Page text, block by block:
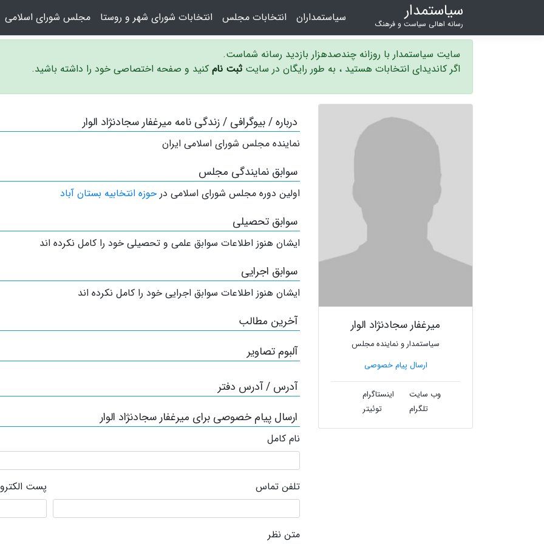
سیاستمدار
رسانه اهالی سیاست و فرهنگ سیاستمداران انتخابات مجلس انتخابات شورای شهر و روستا مجلس شورای اسلامی
سایت سیاستمدار با روزانه چندصدهزار بازدید رسانه شماست.
اگر کاندیدای انتخابات هستید ، به طور رایگان در سایت ثبت نام کنید و صفحه اختصاصی خود را داشته باشید.
میرغفار سجادنژاد الوار
سیاستمدار و نماینده مجلس
ارسال پیام خصوصی
وب سایت
اینستاگرام
تلگرام
توئیتر
درباره / بیوگرافی / زندگی نامه میرغفار سجادنژاد الوار
نماینده مجلس شورای اسلامی ایران
سوابق نمایندگی مجلس
اولین دوره مجلس شورای اسلامی در حوزه انتخابیه بستان آباد
سوابق تحصیلی
ایشان هنوز اطلاعات سوابق علمی و تحصیلی خود را کامل نکرده اند
سوابق اجرایی
ایشان هنوز اطلاعات سوابق اجرایی خود را کامل نکرده اند
آخرین مطالب
آلبوم تصاویر
آدرس / آدرس دفتر
ارسال پیام خصوصی برای میرغفار سجادنژاد الوار
نام کامل
تلفن تماس پست
متن نظر